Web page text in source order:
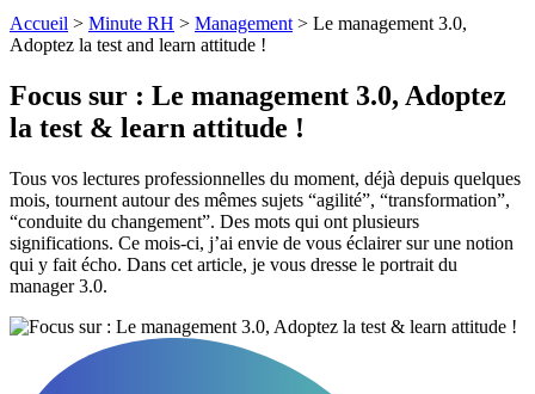
Accueil > Minute RH > Management > Le management 3.0,
Adoptez la test and learn attitude !
Focus sur : Le management 3.0, Adoptez
la test & learn attitude !
Tous vos lectures professionnelles du moment, déjà depuis quelques
mois, tournent autour des mêmes sujets “agilité”, “transformation”,
“conduite du changement”. Des mots qui ont plusieurs
significations. Ce mois-ci, j’ai envie de vous éclairer sur une notion
qui y fait écho. Dans cet article, je vous dresse le portrait du
manager 3.0.